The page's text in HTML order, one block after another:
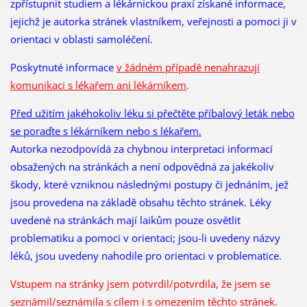
zpřístupnit studiem a lékárnickou praxí získané informace,
jejichž je autorka stránek vlastníkem, veřejnosti a pomoci ji v
orientaci v oblasti samoléčení.
Poskytnuté informace v žádném případě nenahrazují
komunikaci s lékařem ani lékárníkem.
Před užitím jakéhokoliv léku si přečtěte příbalový leták nebo
se poraďte s lékárníkem nebo s lékařem.
Autorka nezodpovídá za chybnou interpretaci informací
obsažených na stránkách a není odpovědná za jakékoliv
škody, které vzniknou následnými postupy či jednáním, jež
jsou provedena na základě obsahu těchto stránek. Léky
uvedené na stránkách mají laikům pouze osvětlit
problematiku a pomoci v orientaci; jsou-li uvedeny názvy
léků, jsou uvedeny nahodile pro orientaci v problematice.
Vstupem na stránky jsem potvrdil/potvrdila, že jsem se
seznámil/seznámila s cílem i s omezením těchto stránek.